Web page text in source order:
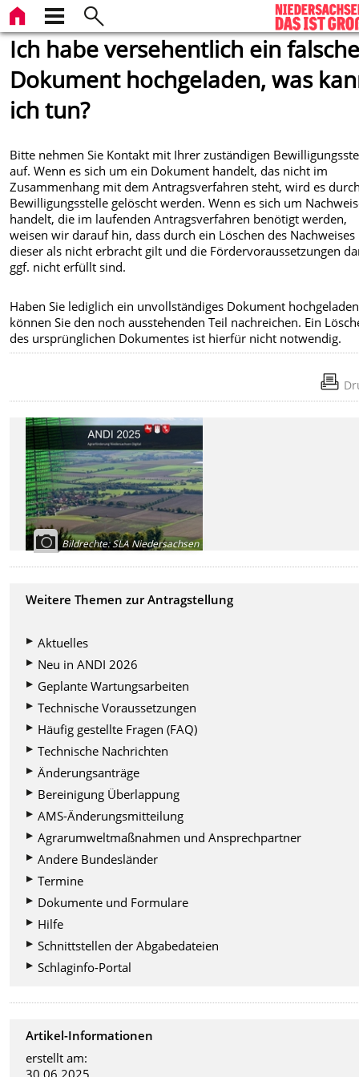
Ich habe versehentlich ein
Dokument hochgeladen, was
ich tun?
Bitte nehmen Sie Kontakt mit Ihrer zuständigen
auf. Wenn es sich um ein Dokument handelt, das nicht im
Zusammenhang mit dem Antragsverfahren steht, wird es
Bewilligungsstelle gelöscht werden. Wenn es sich um
handelt, die im laufenden Antragsverfahren benötigt werden,
weisen wir darauf hin, dass durch ein Löschen des Nachweises
dieser als nicht erbracht gilt und die Fördervoraussetzungen
ggf. nicht erfüllt sind.
Haben Sie lediglich ein unvollständiges Dokument
können Sie den noch ausstehenden Teil nachreichen. Ein
des ursprünglichen Dokumentes ist hierfür nicht notwendig.
Bildrechte:SLA Niedersachsen
Weitere Themen zur Antragstellung
Aktuelles
Neu in ANDI 2026
Geplante Wartungsarbeiten
Technische Voraussetzungen
Häufig gestellte Fragen (FAQ)
Technische Nachrichten
Änderungsanträge
Bereinigung Überlappung
AMS-Änderungsmitteilung
Agrarumweltmaßnahmen und Ansprechpartner
Andere Bundesländer
Termine
Dokumente und Formulare
Hilfe
Schnittstellen der Abgabedateien
Schlaginfo-Portal
Artikel-Informationen
erstellt am: